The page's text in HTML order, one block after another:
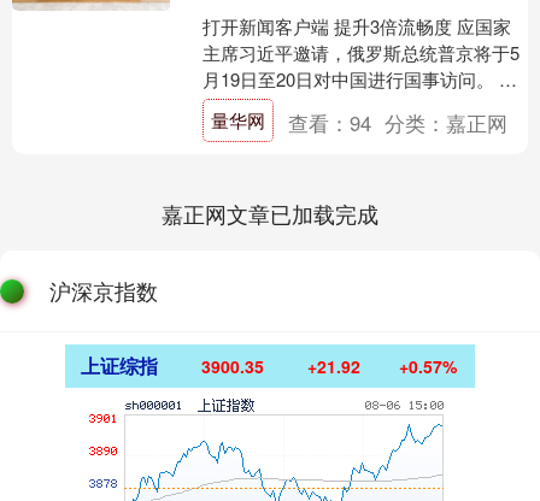
打开新闻客户端 提升3倍流畅度 应国家
主席习近平邀请，俄罗斯总统普京将于5
月19日至20日对中国进行国事访问。 元
首引领是中俄关系高水平发展的最大优
势和根本保障....
量华网 查看： 94 分类： 嘉正网
嘉正网文章已加载完成
沪深京指数
上证综指 3900.35 +21.92 +0.57%